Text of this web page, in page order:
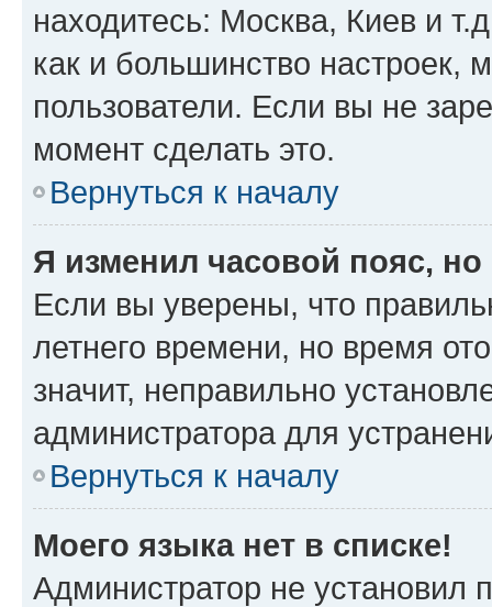
находитесь: Москва, Киев и
как и большинство настроек,
пользователи. Если вы не
момент сделать это.
Вернуться к началу
Я изменил часовой пояс,
Если вы уверены, что
летнего времени, но время
значит, неправильно
администратора для
Вернуться к началу
Моего языка нет в списке!
Администратор не установил